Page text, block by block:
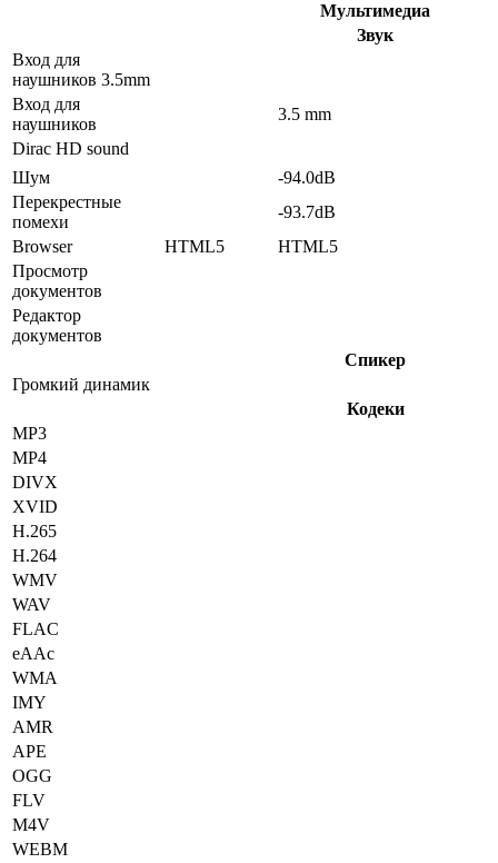
Мультимедиа
Звук
Вход для
наушников 3.5mm
Вход для
наушников
3.5 mm
Dirac HD sound
Шум
-94.0dB
Перекрестные
помехи
-93.7dB
Browser
HTML5
HTML5
Просмотр
документов
Редактор
документов
Спикер
Громкий динамик
Кодеки
MP3
MP4
DIVX
XVID
H.265
H.264
WMV
WAV
FLAC
eAAc
WMA
IMY
AMR
APE
OGG
FLV
M4V
WEBM